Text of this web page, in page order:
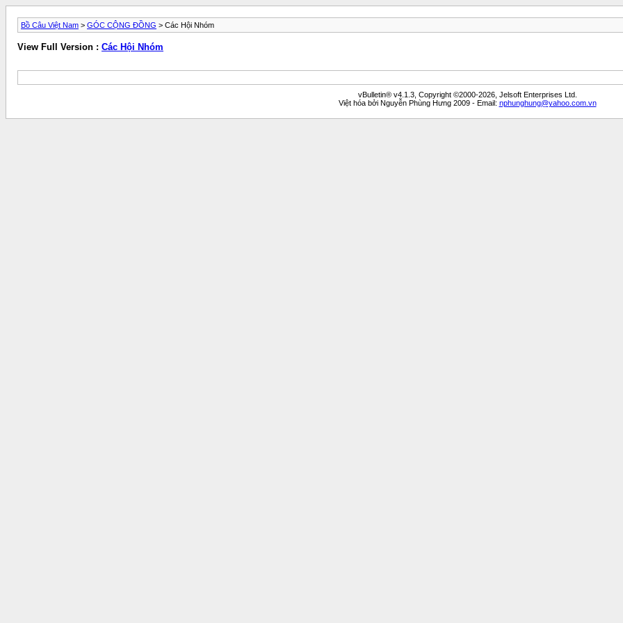
Bồ Câu Việt Nam > GÓC CỘNG ĐỒNG > Các Hội Nhóm
View Full Version : Các Hội Nhóm
vBulletin® v4.1.3, Copyright ©2000-2026, Jelsoft Enterprises Ltd.
Việt hóa bởi Nguyễn Phùng Hưng 2009 - Email: nphunghung@yahoo.com.vn